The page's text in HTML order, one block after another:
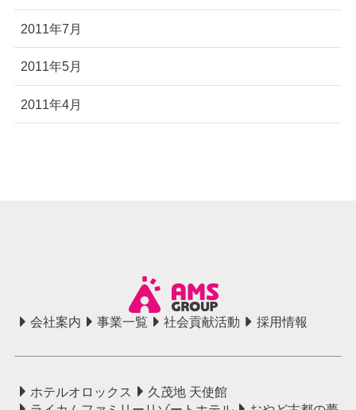
2011年7月
2011年5月
2011年4月
会社案内 事業一覧 社会貢献活動 採用情報
ホテルオロックス
久茂地 天使館